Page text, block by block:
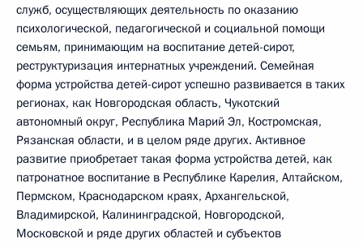
служб, осуществляющих деятельность по оказанию
психологической, педагогической и социальной помощи
семьям, принимающим на воспитание детей-сирот,
реструктуризация интернатных учреждений. Семейная
форма устройства детей-сирот успешно развивается в таких
регионах, как Новгородская область, Чукотский
автономный округ, Республика Марий Эл, Костромская,
Рязанская области, и в целом ряде других. Активное
развитие приобретает такая форма устройства детей, как
патронатное воспитание в Республике Карелия, Алтайском,
Пермском, Краснодарском краях, Архангельской,
Владимирской, Калининградской, Новгородской,
Московской и ряде других областей и субъектов